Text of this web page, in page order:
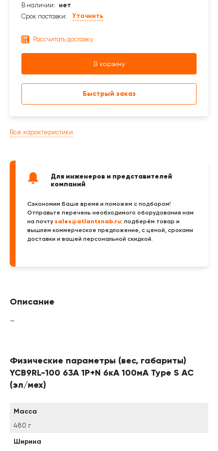
Все характеристики
Для инженеров и представителей
компаний
Сэкономим Ваше время и поможем с подбором!
Отправьте перечень необходимого оборудования нам
на почту sales@atlantsnab.ru: подберём товар и
вышлем коммерческое предложение, с ценой, сроками
доставки и вашей персональной скидкой.
В наличии:
нет
Срок поставки:
Уточнить
Рассчитать доставку
В корзину
Быстрый заказ
Описание
—
Физические параметры (вес, габариты)
YCB9RL-100 63A 1P+N 6кА 100мА Type S AC
(эл/мех)
Масса
480 г
Ширина